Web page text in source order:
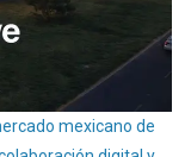
mexicano de